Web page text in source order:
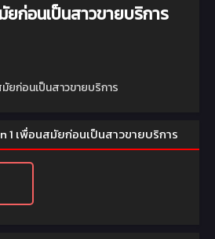
ยก่อนเป็นสาวขายบริการ
ยก่อนเป็นสาวขายบริการ
1 เพื่อนสมัยก่อนเป็นสาวขายบริการ